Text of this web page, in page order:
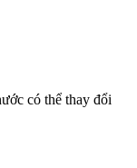
có thể thay đổi